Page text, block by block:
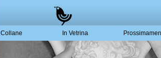
Collane In Vetrina